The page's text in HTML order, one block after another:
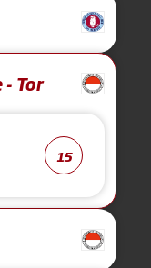
- Tor
15